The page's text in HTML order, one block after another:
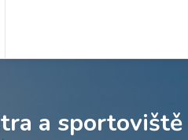
a sportoviště